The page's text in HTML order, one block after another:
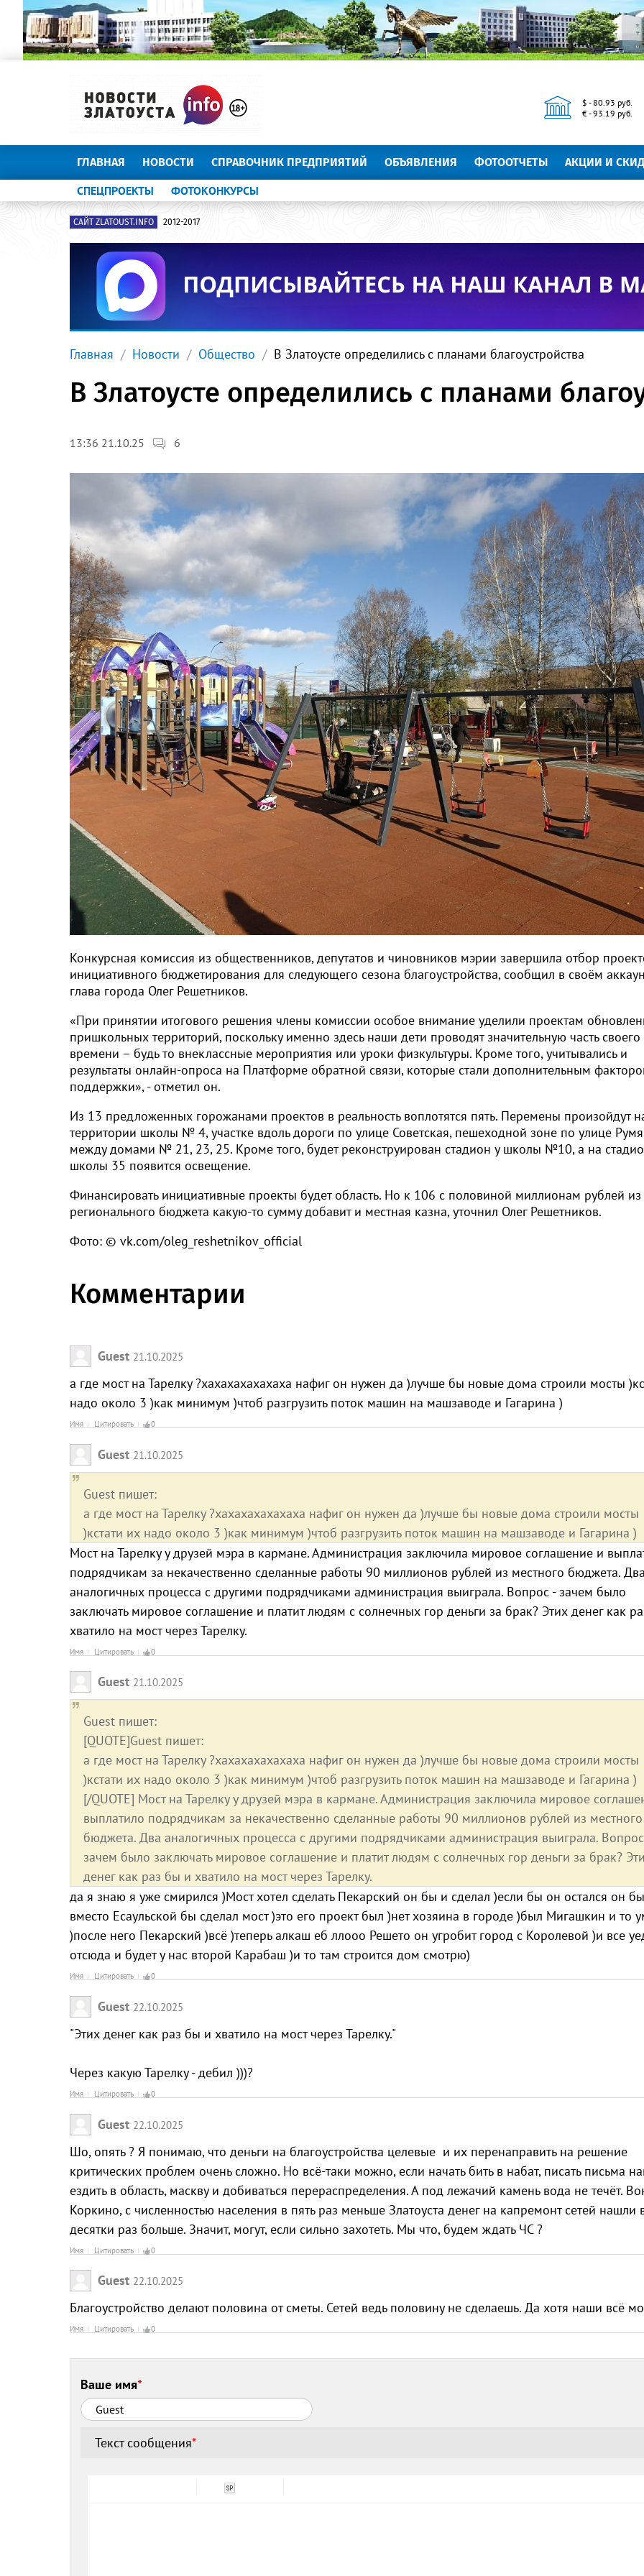
$ - 80.93 руб.
€ - 93.19 руб.
ГЛАВНАЯ НОВОСТИ СПРАВОЧНИК ПРЕДПРИЯТИЙ ОБЪЯВЛЕНИЯ ФОТООТЧЕТЫ АКЦИИ И
СПЕЦПРОЕКТЫ ФОТОКОНКУРСЫ
САЙТ ZLATOUST.INFO 2012-2017
Главная Новости Общество В Златоусте определились с планами благоустройства
В Златоусте определились с планами
13:36 21.10.25 6
Конкурсная комиссия из общественников, депутатов и чиновников мэрии завершила отбор
инициативного бюджетирования для следующего сезона благоустройства, сообщил в своём
глава города Олег Решетников.
«При принятии итогового решения члены комиссии особое внимание уделили проектам
пришкольных территорий, поскольку именно здесь наши дети проводят значительную часть своего
времени – будь то внеклассные мероприятия или уроки физкультуры. Кроме того, учитывались и
результаты онлайн-опроса на Платформе обратной связи, которые стали дополнительным
поддержки», - отметил он.
Из 13 предложенных горожанами проектов в реальность воплотятся пять. Перемены произойдут
территории школы № 4, участке вдоль дороги по улице Советская, пешеходной зоне по улице
между домами № 21, 23, 25. Кроме того, будет реконструирован стадион у школы №10, а на
школы 35 появится освещение.
Финансировать инициативные проекты будет область. Но к 106 с половиной миллионам рублей из
регионального бюджета какую-то сумму добавит и местная казна, уточнил Олег Решетников.
Фото: © vk.com/oleg_reshetnikov_official
Комментарии
Guest 21.10.2025
а где мост на Тарелку ?хахахахахахаха нафиг он нужен да )лучше бы новые дома строили мосты
надо около 3 )как минимум )чтоб разгрузить поток машин на машзаводе и Гагарина )
Имя Цитировать 0
Guest 21.10.2025
Guest пишет:
а где мост на Тарелку ?хахахахахахаха нафиг он нужен да )лучше бы новые дома строили мосты
)кстати их надо около 3 )как минимум )чтоб разгрузить поток машин на машзаводе и Гагарина )
Мост на Тарелку у друзей мэра в кармане. Администрация заключила мировое соглашение и
подрядчикам за некачественно сделанные работы 90 миллионов рублей из местного бюджета.
аналогичных процесса с другими подрядчиками администрация выиграла. Вопрос - зачем было
заключать мировое соглашение и платит людям с солнечных гор деньги за брак? Этих денег как
хватило на мост через Тарелку.
Имя Цитировать 0
Guest 21.10.2025
Guest пишет:
[QUOTE]Guest пишет:
а где мост на Тарелку ?хахахахахахаха нафиг он нужен да )лучше бы новые дома строили мосты
)кстати их надо около 3 )как минимум )чтоб разгрузить поток машин на машзаводе и Гагарина )
[/QUOTE] Мост на Тарелку у друзей мэра в кармане. Администрация заключила мировое
выплатило подрядчикам за некачественно сделанные работы 90 миллионов рублей из местного
бюджета. Два аналогичных процесса с другими подрядчиками администрация выиграла.
зачем было заключать мировое соглашение и платит людям с солнечных гор деньги за брак?
денег как раз бы и хватило на мост через Тарелку.
да я знаю я уже смирился )Мост хотел сделать Пекарский он бы и сделал )если бы он остался он бы
вместо Есаульской бы сделал мост )это его проект был )нет хозяина в городе )был Мигашкин и то
)после него Пекарский )всё )теперь алкаш еб ллооо Решето он угробит город с Королевой )и все
отсюда и будет у нас второй Карабаш )и то там строится дом смотрю)
Имя Цитировать 0
Guest 22.10.2025
"Этих денег как раз бы и хватило на мост через Тарелку."
Через какую Тарелку - дебил )))?
Имя Цитировать 0
Guest 22.10.2025
Шо, опять ? Я понимаю, что деньги на благоустройства целевые и их перенаправить на решение
критических проблем очень сложно. Но всё-таки можно, если начать бить в набат, писать письма
ездить в область, маскву и добиваться перераспределения. А под лежачий камень вода не течёт.
Коркино, с численностью населения в пять раз меньше Златоуста денег на капремонт сетей нашли
десятки раз больше. Значит, могут, если сильно захотеть. Мы что, будем ждать ЧС ?
Имя Цитировать 0
Guest 22.10.2025
Благоустройство делают половина от сметы. Сетей ведь половину не сделаешь. Да хотя наши всё
Имя Цитировать 0
Ваше имя*
Текст сообщения*